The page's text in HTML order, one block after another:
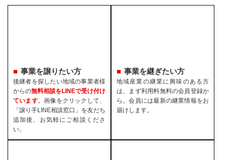
事業を譲りたい方
後継者を探したい地域の事業者様
からの無料相談をLINEで受け付け
ています。画像をクリックして、
「譲り手LINE相談窓口」を友だち
追加後、お気軽にご相談くださ
い。
事業を継ぎたい方
地域産業の継業に興味のある方
は、まず利用料無料の会員登録か
ら。会員には最新の継業情報をお
届けします。